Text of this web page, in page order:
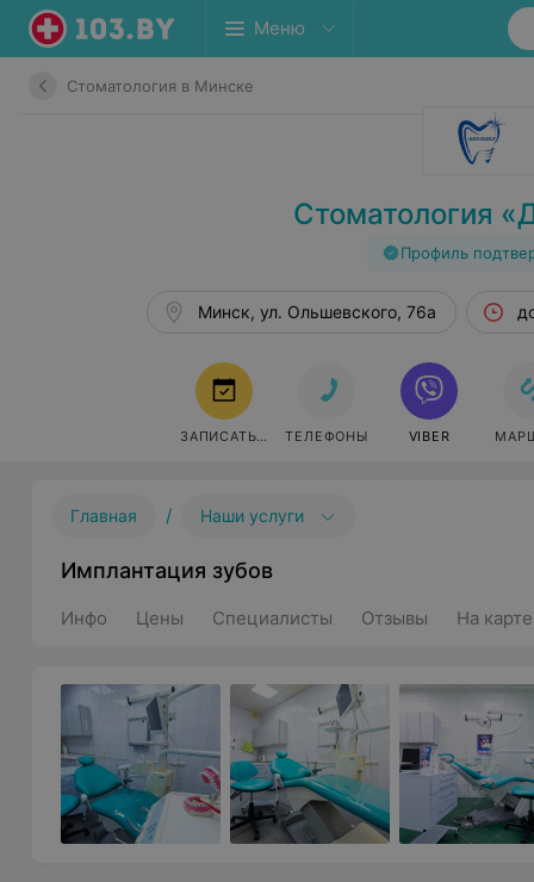
Меню
Стоматология в Минске
Стоматология
Профиль
Минск, ул. Ольшевского, 76а
ЗАПИСАТЬСЯ ТЕЛЕФОНЫ VIBER
Главная / Наши услуги
Имплантация зубов
Инфо Цены Специалисты Отзывы На карте